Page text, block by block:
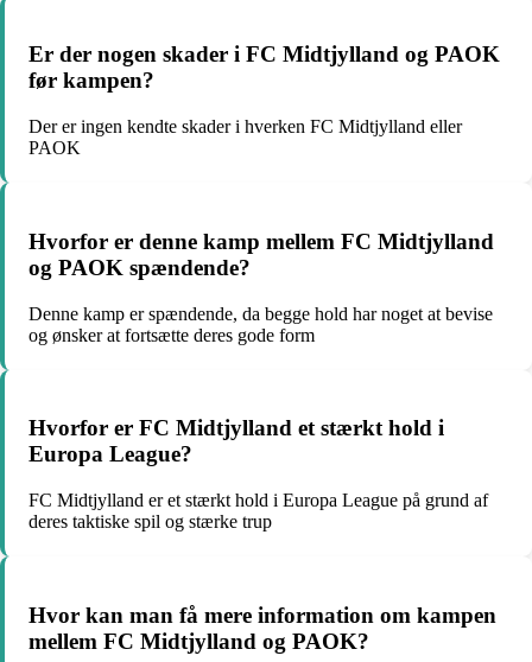
Er der nogen skader i FC Midtjylland og PAOK
før kampen?
Der er ingen kendte skader i hverken FC Midtjylland eller
PAOK
Hvorfor er denne kamp mellem FC Midtjylland
og PAOK spændende?
Denne kamp er spændende, da begge hold har noget at bevise
og ønsker at fortsætte deres gode form
Hvorfor er FC Midtjylland et stærkt hold i
Europa League?
FC Midtjylland er et stærkt hold i Europa League på grund af
deres taktiske spil og stærke trup
Hvor kan man få mere information om kampen
mellem FC Midtjylland og PAOK?